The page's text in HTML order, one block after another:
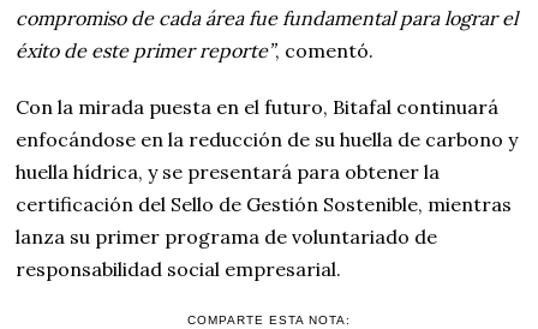
compromiso de cada área fue fundamental para lograr el
éxito de este primer reporte”, comentó.
Con la mirada puesta en el futuro, Bitafal continuará
enfocándose en la reducción de su huella de carbono y
huella hídrica, y se presentará para obtener la
certificación del Sello de Gestión Sostenible, mientras
lanza su primer programa de voluntariado de
responsabilidad social empresarial.
COMPARTE ESTA NOTA: